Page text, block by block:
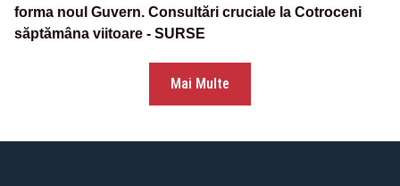
forma noul Guvern. Consultări cruciale la Cotroceni
săptămâna viitoare - SURSE
Mai Multe